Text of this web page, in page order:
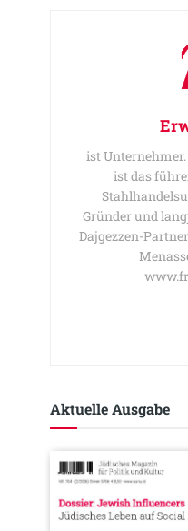
ist
ist das
Gründer und
Dajgezzen-
Aktuelle Ausgabe​